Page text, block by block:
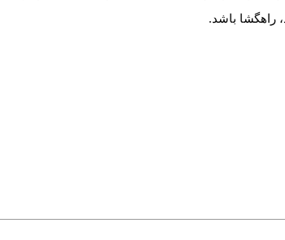
راهگشا باشد.